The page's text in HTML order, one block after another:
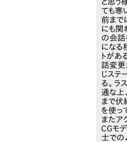
と思う
ても寒
前まで
にも関
の会話
になる
トがあ
話変更
じステ
る。ラ
通な上
まで伏
を使っ
またア
CGモ
士での